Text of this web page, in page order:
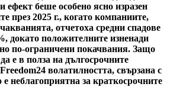
ефект беше особено ясно изразен
през 2025 г., когато компаниите,
отчетоха средни спадове
докато положителните изненади
по-ограничени покачвания. Защо
е в полза на дългосрочните
волатилността, свързана с
е неблагоприятна за краткосрочните